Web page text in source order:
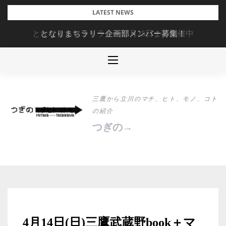
Skip
LATEST NEWS
となりまちフォトラリー12月25日まで開催中
となりまちラリー企画部メンバー募集！
三鷹から立川のマチ、ヒト、モノ、コト
の紹介
つぎの→
4月14日(日)三鷹武蔵野book＋マ